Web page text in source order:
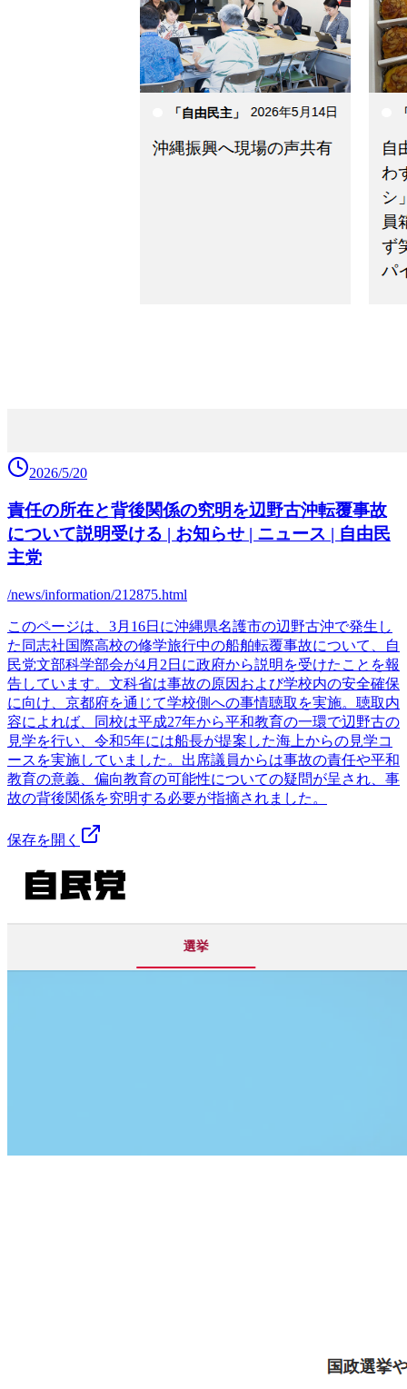
2026/5/20
責任の所在と背後関係の究明を辺野古沖転覆事故
について説明受ける | お知らせ | ニュース | 自由民
主党
/news/information/212875.html
このページは、3月16日に沖縄県名護市の辺野古沖で発生し
た同志社国際高校の修学旅行中の船舶転覆事故について、自
民党文部科学部会が4月2日に政府から説明を受けたことを報
告しています。文科省は事故の原因および学校内の安全確保
に向け、京都府を通じて学校側への事情聴取を実施。聴取内
容によれば、同校は平成27年から平和教育の一環で辺野古の
見学を行い、令和5年には船長が提案した海上からの見学コ
ースを実施していました。出席議員からは事故の責任や平和
教育の意義、偏向教育の可能性についての疑問が呈され、事
故の背後関係を究明する必要が指摘されました。
保存を開く